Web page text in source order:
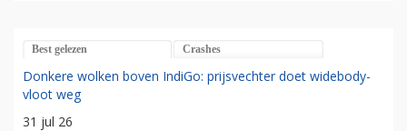
Best gelezen Crashes
Donkere wolken boven IndiGo: prijsvechter doet widebody-
vloot weg
31 jul 26